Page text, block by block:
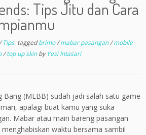
Tips Jitu dan Cara
Tips taggedbrimo/mabar pasangan/mobile
/top up skinbyYesi Intasari
Bang (MLBB) sudah jadi salah satu game
apalagi buat kamu yang suka
Mabar atau main bareng pasangan
waktu bersama sambil